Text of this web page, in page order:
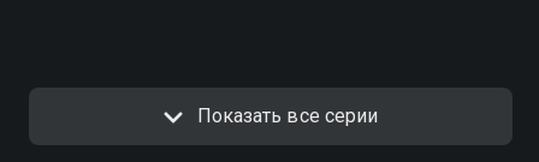
Показать все серии